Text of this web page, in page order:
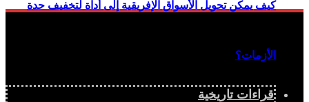
كيف يمكن تحويل الأسواق الإفريقية إلى أداة لتخفيف حدة
الأزمات؟
قراءات تاريخية